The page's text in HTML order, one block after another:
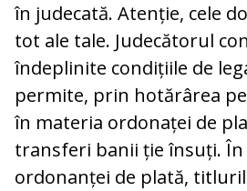
în judecată. Atenție, cele
tot ale tale. Judecătorul
îndeplinite condițiile de
permite, prin hotărârea
în materia ordonaței de
transferi banii ție însuți.
ordonanței de plată,